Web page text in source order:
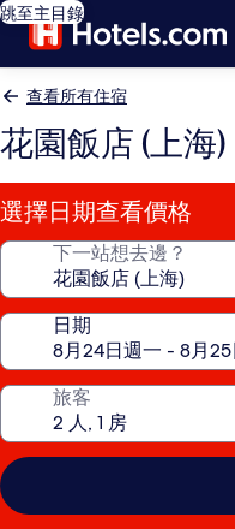
跳至主目錄
查看所有住宿
花園飯店 (上海)
選擇日期查看價格
下一站想去邊？
日期
旅客